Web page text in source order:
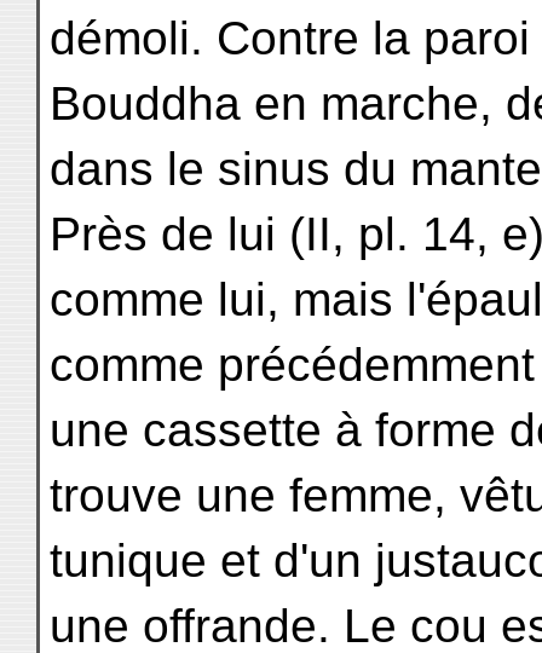
démoli. Contre la
Bouddha en marche,
dans le sinus du
Près de lui (II, pl. 14,
comme lui, mais
comme
une cassette à forme
trouve une femme,
tunique et d'un
une offrande. Le cou